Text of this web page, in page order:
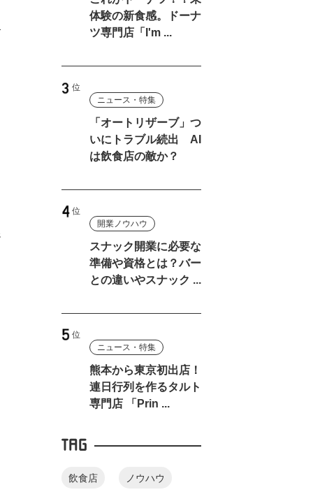
体験の新食感。ドーナ
ツ専門店「I'm ...
ニュース・特集
「オートリザーブ」つ
いにトラブル続出 AI
は飲食店の敵か？
開業ノウハウ
スナック開業に必要な
準備や資格とは？バー
との違いやスナック ...
ニュース・特集
熊本から東京初出店！
連日行列を作るタルト
専門店 「Prin ...
TAG
飲食店 ノウハウ